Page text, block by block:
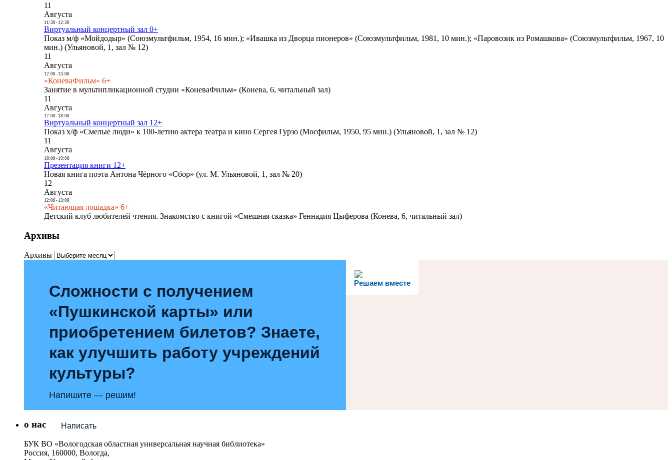
11
Августа
11:30- 12:30
Виртуальный концертный зал 0+
Показ м/ф «Мойдодыр» (Союзмультфильм, 1954, 16 мин.); «Ивашка из Дворца пионеров» (Союзмультфильм, 1981, 10 мин.); «Паровозик из Ромашкова» (Союзмультфильм, 1967, 10
мин.) (Ульяновой, 1, зал № 12)
11
Августа
12:00- 13:00
«КоневаФильм» 6+
Занятие в мультипликационной студии «КоневаФильм» (Конева, 6, читальный зал)
11
Августа
17:00- 18:00
Виртуальный концертный зал 12+
Показ х/ф «Смелые люди» к 100-летию актера театра и кино Сергея Гурзо (Мосфильм, 1950, 95 мин.) (Ульяновой, 1, зал № 12)
11
Августа
18:00- 19:00
Презентация книги 12+
Новая книга поэта Антона Чёрного «Сбор» (ул. М. Ульяновой, 1, зал № 20)
12
Августа
12:00- 13:00
«Читающая лошадка» 6+
Детский клуб любителей чтения. Знакомство с книгой «Смешная сказка» Геннадия Цыферова (Конева, 6, читальный зал)
Архивы
Архивы
Решаем вместе
Сложности с получением
«Пушкинской карты» или
приобретением билетов? Знаете,
как улучшить работу учреждений
культуры?
Напишите — решим!
Написать
о нас
БУК ВО «Вологодская областная универсальная научная библиотека»
Россия, 160000, Вологда,